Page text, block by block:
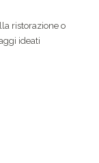
ristorazione o
ideati